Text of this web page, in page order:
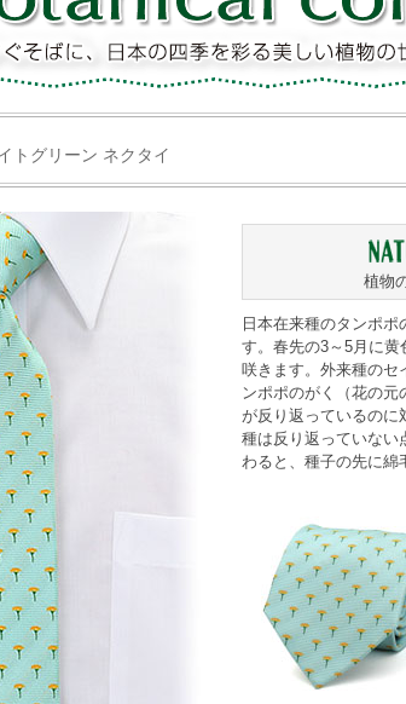
トグリーン ネクタイ
植物
日本在来種のタンポポ
す。春先の3～5月に黄
咲きます。外来種のセ
ンポポのがく（花の元
が反り返っているのに
種は反り返っていない
わると、種子の先に綿